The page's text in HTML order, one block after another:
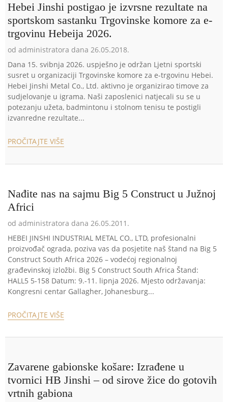
Hebei Jinshi postigao je izvrsne rezultate na
sportskom sastanku Trgovinske komore za e-
trgovinu Hebeija 2026.
od administratora dana 26.05.2018.
Dana 15. svibnja 2026. uspješno je održan Ljetni sportski
susret u organizaciji Trgovinske komore za e-trgovinu Hebei.
Hebei Jinshi Metal Co., Ltd. aktivno je organizirao timove za
sudjelovanje u igrama. Naši zaposlenici natjecali su se u
potezanju užeta, badmintonu i stolnom tenisu te postigli
izvanredne rezultate...
PROČITAJTE VIŠE
Nađite nas na sajmu Big 5 Construct u Južnoj
Africi
od administratora dana 26.05.2011.
HEBEI JINSHI INDUSTRIAL METAL CO., LTD, profesionalni
proizvođač ograda, poziva vas da posjetite naš štand na Big 5
Construct South Africa 2026 – vodećoj regionalnoj
građevinskoj izložbi. Big 5 Construct South Africa Štand:
HALL5 5-158 Datum: 9.-11. lipnja 2026. Mjesto održavanja:
Kongresni centar Gallagher, Johanesburg...
PROČITAJTE VIŠE
Zavarene gabionske košare: Izrađene u
tvornici HB Jinshi – od sirove žice do gotovih
vrtnih gabiona